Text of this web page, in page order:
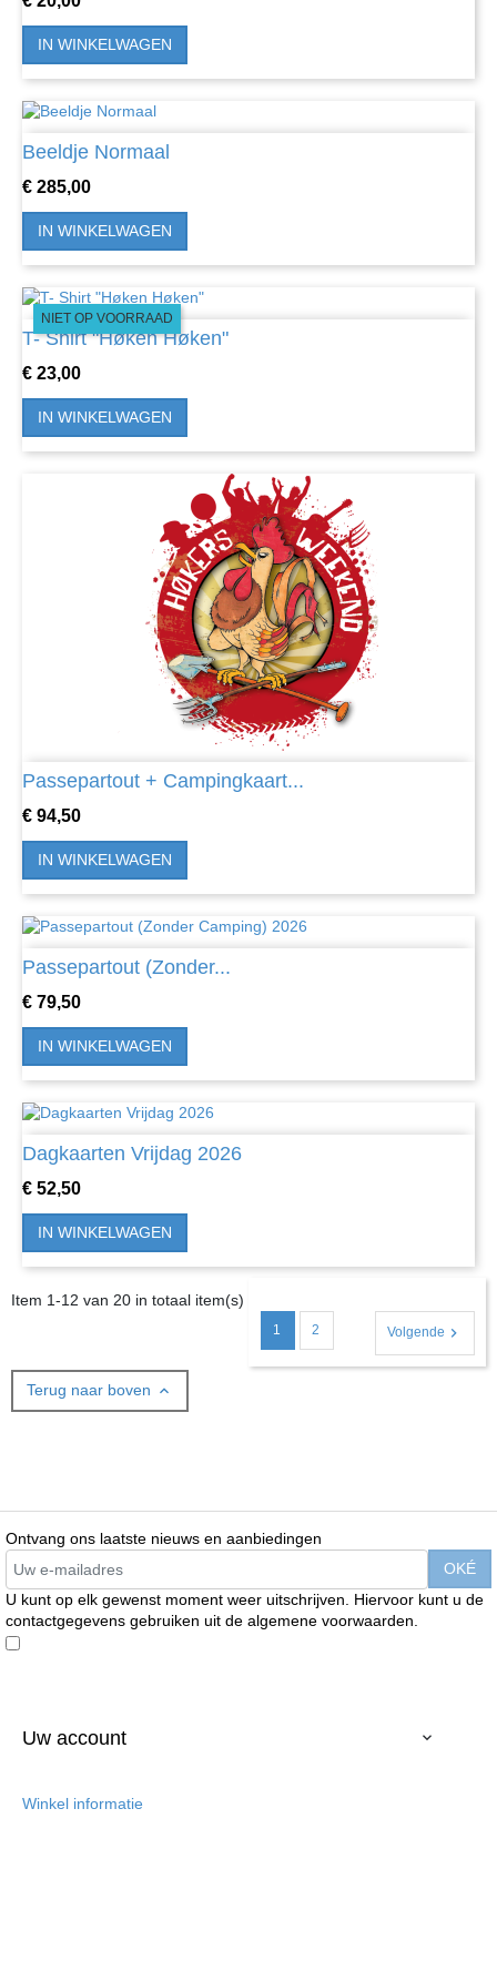
IN WINKELWAGEN
Beeldje Normaal
Prijs
€ 285,00
IN WINKELWAGEN
T- Shirt "Høken Høken"
Prijs
€ 23,00
NIET OP VOORRAAD
IN WINKELWAGEN
Passepartout + Campingkaart...
Prijs
€ 94,50
IN WINKELWAGEN
Passepartout (Zonder...
Prijs
€ 79,50
IN WINKELWAGEN
Dagkaarten Vrijdag 2026
Prijs
€ 52,50
IN WINKELWAGEN
Item 1-12 van 20 in totaal item(s)
1 2 Volgende 
Terug naar boven 
Ontvang ons laatste nieuws en aanbiedingen
U kunt op elk gewenst moment weer uitschrijven. Hiervoor kunt u de
contactgegevens gebruiken uit de algemene voorwaarden.
Uw account 
Winkel informatie